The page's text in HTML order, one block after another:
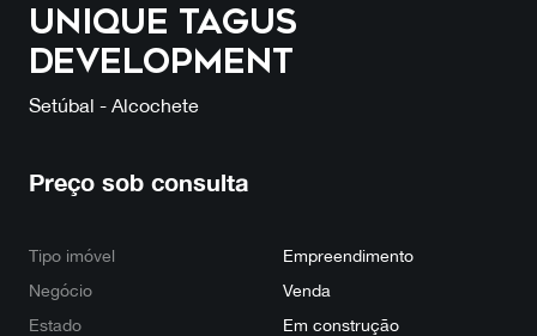
UNIQUE TAGUS
DEVELOPMENT
Setúbal - Alcochete
Preço sob consulta
Tipo imóvel
Empreendimento
Negócio
Venda
Estado
Em construção